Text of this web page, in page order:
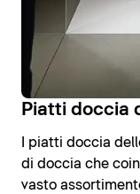
Piatti doccia
I piatti doccia
di doccia che
vasto